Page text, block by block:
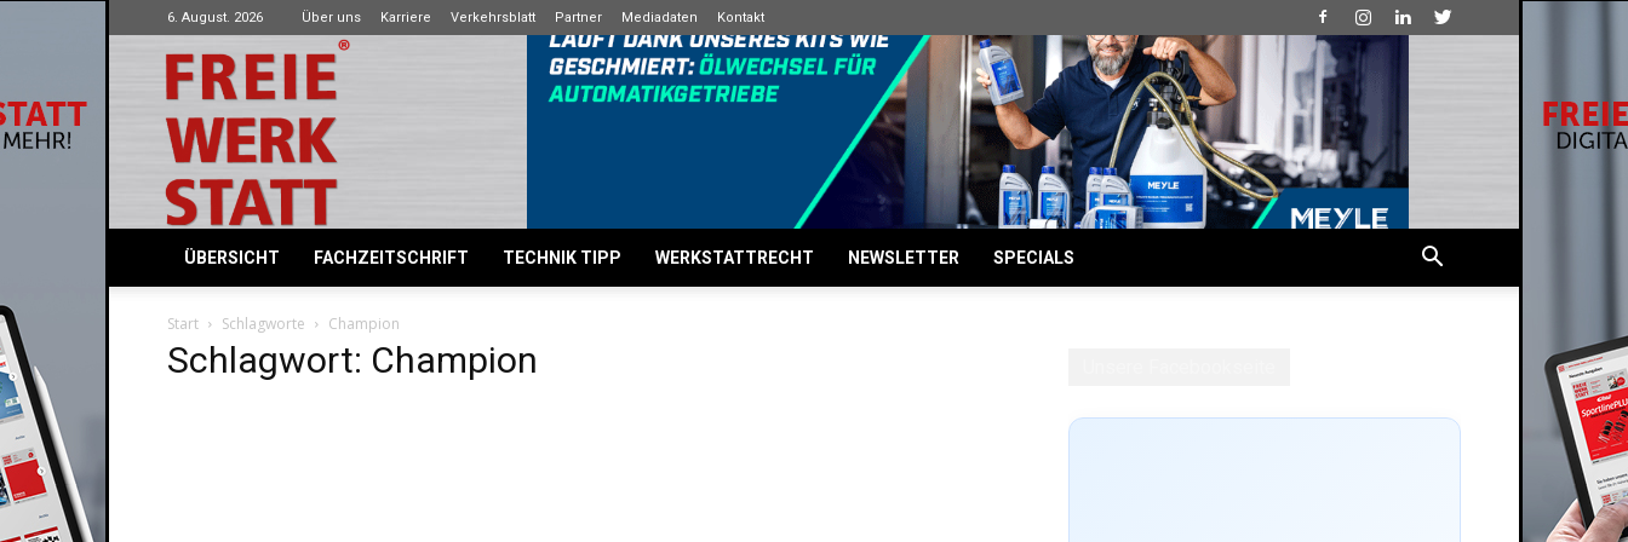
6. August. 2026 Über uns Karriere Verkehrsblatt Partner Mediadaten Kontakt
Freie
Werkstatt
ÜBERSICHT FACHZEITSCHRIFT TECHNIK TIPP WERKSTATTRECHT NEWSLETTER SPECIALS
Start Schlagworte Champion
Schlagwort: Champion